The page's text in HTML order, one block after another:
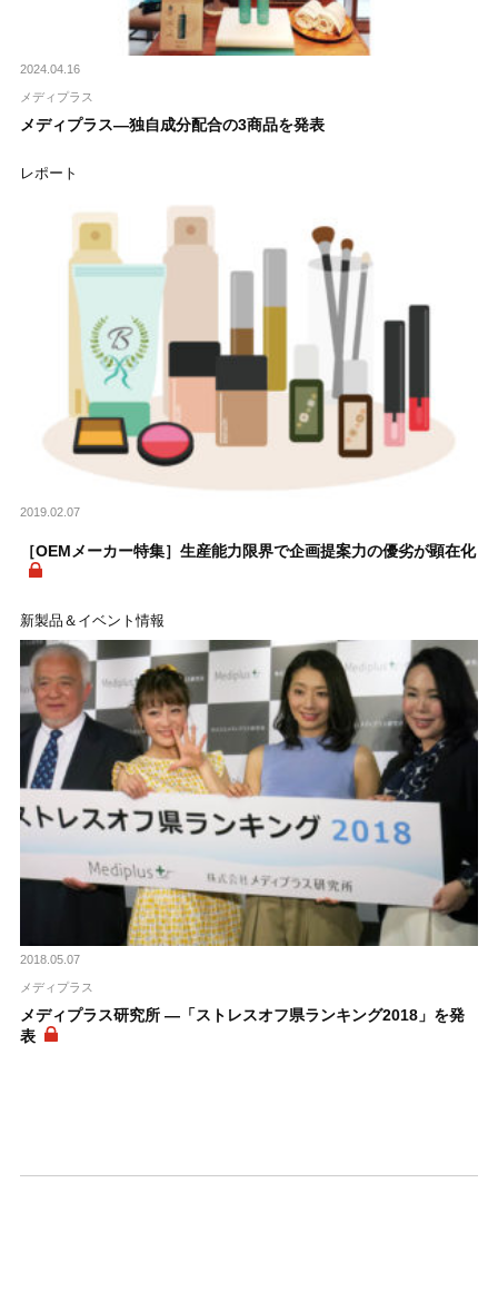
2024.04.16
メディプラス
メディプラス―独自成分配合の3商品を発表
レポート
2019.02.07
［OEMメーカー特集］生産能力限界で企画提案力の優劣が顕在化
新製品＆イベント情報
2018.05.07
メディプラス
メディプラス研究所 ―「ストレスオフ県ランキング2018」を発
表